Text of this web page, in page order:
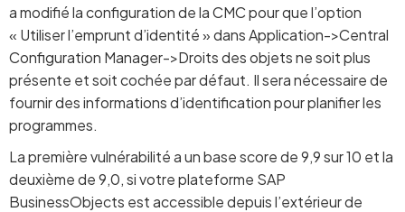
a modifié la configuration de la CMC pour que l’option
« Utiliser l’emprunt d’identité » dans Application->Central
Configuration Manager->Droits des objets ne soit plus
présente et soit cochée par défaut. Il sera nécessaire de
fournir des informations d’identification pour planifier les
programmes.
La première vulnérabilité a un base score de 9,9 sur 10 et la
deuxième de 9,0, si votre plateforme SAP
BusinessObjects est accessible depuis l’extérieur de